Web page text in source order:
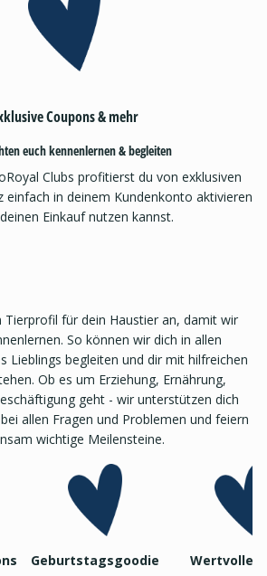
Coupons & mehr
euch kennenlernen & begleiten
Clubs profitierst du von exklusiven
einfach in deinem Kundenkonto aktivieren
Einkauf nutzen kannst.
Tierprofil für dein Haustier an, damit wir
So können wir dich in allen
Lieblings begleiten und dir mit hilfreichen
Ob es um Erziehung, Ernährung,
geht - wir unterstützen dich
allen Fragen und Problemen und feiern
wichtige Meilensteine.
Geburtstagsgoodie
Wertvolle